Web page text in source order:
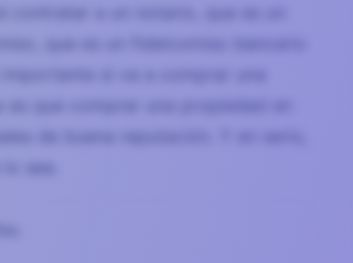
a un notario, que es un
si va a comprar una
que comprar una propiedad en
de buena reputación. Y en serio,
sea.